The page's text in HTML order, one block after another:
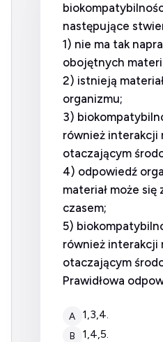
następujące
1) nie ma tak
obojętnych
2) istnieją
organizmu;
3)
również interakcji
otaczającym
4) odpowiedź
materiał może się
czasem;
5)
również interakcji
otaczającym
Prawidłowa
A 1,3,4.
B 1,4,5.